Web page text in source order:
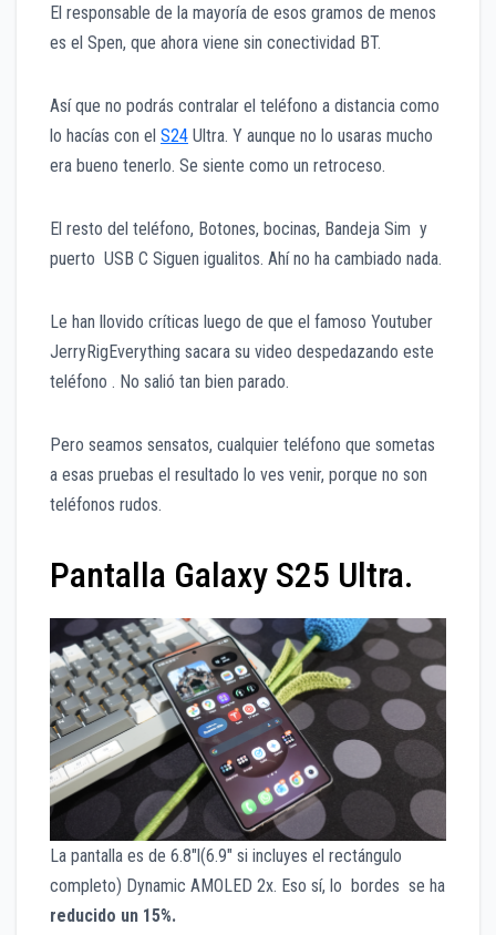
El responsable de la mayoría de esos gramos de menos
es el Spen, que ahora viene sin conectividad BT.
Así que no podrás contralar el teléfono a distancia como
lo hacías con el S24 Ultra. Y aunque no lo usaras mucho
era bueno tenerlo. Se siente como un retroceso.
El resto del teléfono, Botones, bocinas, Bandeja Sim y
puerto USB C Siguen igualitos. Ahí no ha cambiado nada.
Le han llovido críticas luego de que el famoso Youtuber
JerryRigEverything sacara su video despedazando este
teléfono . No salió tan bien parado.
Pero seamos sensatos, cualquier teléfono que sometas
a esas pruebas el resultado lo ves venir, porque no son
teléfonos rudos.
Pantalla Galaxy S25 Ultra.
La pantalla es de 6.8″l(6.9″ si incluyes el rectángulo
completo) Dynamic AMOLED 2x. Eso sí, lo bordes se ha
reducido un 15%.